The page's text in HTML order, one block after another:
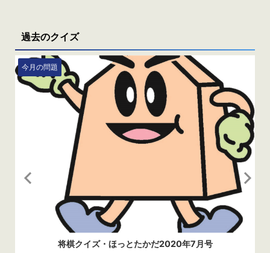
過去のクイズ
今月の問題
将棋クイズ・ほっとたかだ2020年7月号